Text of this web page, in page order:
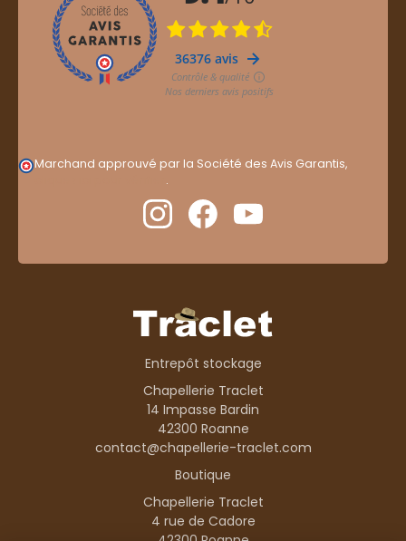
Marchand approuvé par la Société des Avis Garantis,
.
Entrepôt stockage
Chapellerie Traclet
14 Impasse Bardin
42300 Roanne
contact@chapellerie-traclet.com
Boutique
Chapellerie Traclet
4 rue de Cadore